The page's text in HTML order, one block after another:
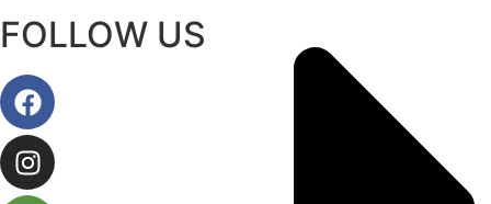
FOLLOW US